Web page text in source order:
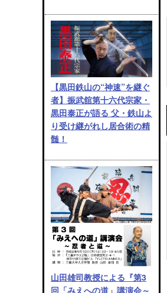
【黒田鉄山の“神速”を継ぐ
者】振武舘第十六代宗家・
黒田泰正が語る 父・鉄山よ
り受け継がれし居合術の精
髄！
山田雄司教授による『第3
回「みえへの道」講演会～